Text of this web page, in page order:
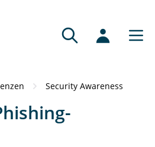
Security Awareness